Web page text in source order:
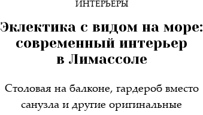
ИНТЕРЬЕРЫ
Эклектика с видом на море:
современный интерьер
в Лимассоле
Столовая на балконе, гардероб вместо
санузла и другие оригинальные